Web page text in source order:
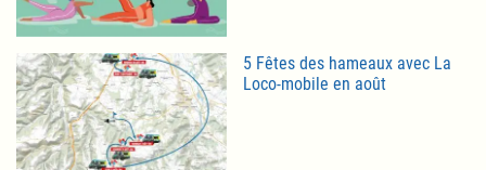
5 Fêtes des hameaux avec La
Loco-mobile en août